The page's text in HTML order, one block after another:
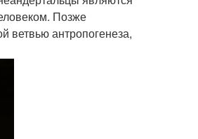
Позже
ветвью антропогенеза,